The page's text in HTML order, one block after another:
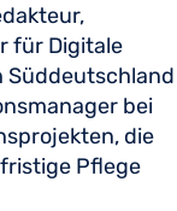
für Digitale
Süddeutschland
bei
die
Pflege